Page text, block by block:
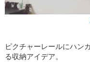
ピクチャーレールにハン
る収納アイデア。